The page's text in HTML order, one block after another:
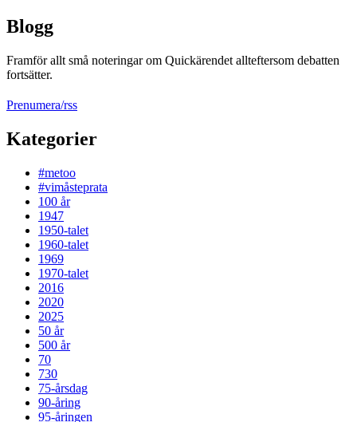
Blogg
Framför allt små noteringar om Quickärendet allteftersom debatten
fortsätter.
Prenumera/rss
Kategorier
#metoo
#vimåsteprata
100 år
1947
1950-talet
1960-talet
1969
1970-talet
2016
2020
2025
50 år
500 år
70
730
75-årsdag
90-åring
95-åringen